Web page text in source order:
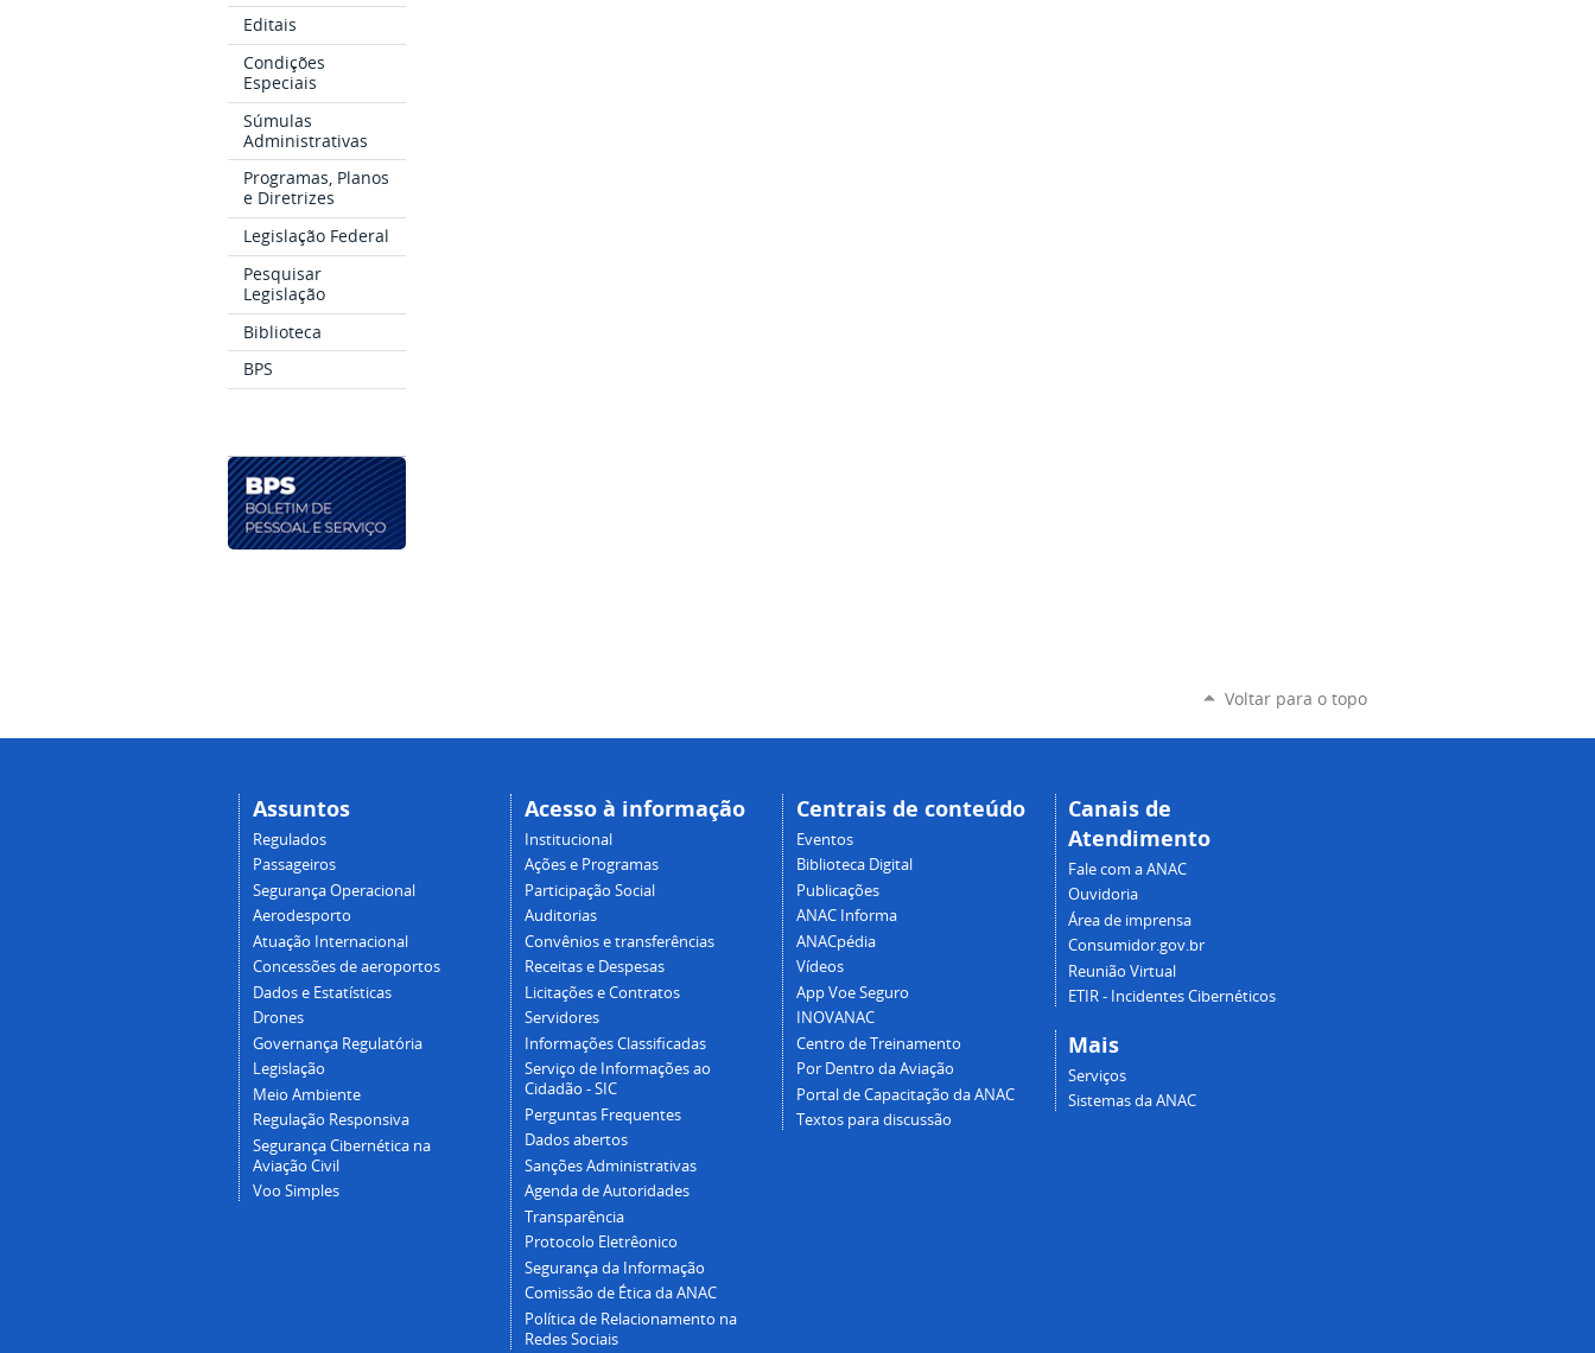
Editais
Condições
Especiais
Súmulas
Administrativas
Programas, Planos
e Diretrizes
Legislação Federal
Pesquisar
Legislação
Biblioteca
BPS
Voltar para o topo
Assuntos
Regulados
Passageiros
Segurança Operacional
Aerodesporto
Atuação Internacional
Concessões de aeroportos
Dados e Estatísticas
Drones
Governança Regulatória
Legislação
Meio Ambiente
Regulação Responsiva
Segurança Cibernética na
Aviação Civil
Voo Simples
Acesso à informação
Institucional
Ações e Programas
Participação Social
Auditorias
Convênios e transferências
Receitas e Despesas
Licitações e Contratos
Servidores
Informações Classificadas
Serviço de Informações ao
Cidadão - SIC
Perguntas Frequentes
Dados abertos
Sanções Administrativas
Agenda de Autoridades
Transparência
Protocolo Eletrêonico
Segurança da Informação
Comissão de Ética da ANAC
Política de Relacionamento na
Redes Sociais
Centrais de conteúdo
Eventos
Biblioteca Digital
Publicações
ANAC Informa
ANACpédia
Vídeos
App Voe Seguro
INOVANAC
Centro de Treinamento
Por Dentro da Aviação
Portal de Capacitação da ANAC
Textos para discussão
Canais de
Atendimento
Fale com a ANAC
Ouvidoria
Área de imprensa
Consumidor.gov.br
Reunião Virtual
ETIR - Incidentes Cibernéticos
Mais
Serviços
Sistemas da ANAC